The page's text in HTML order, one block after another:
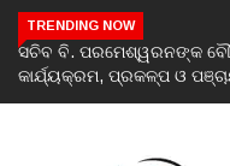
TRENDING NOW
ଉନ୍ନୟନମୂଳକ